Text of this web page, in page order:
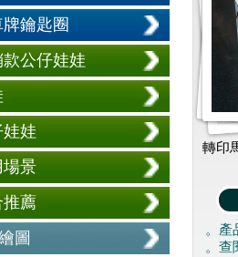
鑰匙圈
公仔娃娃
娃
景
薦
圖